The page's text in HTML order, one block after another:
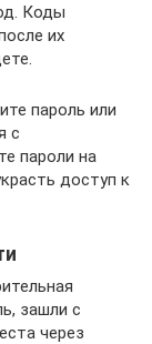
Коды
их
пароль или
с
пароли на
доступ к
зашли с
через